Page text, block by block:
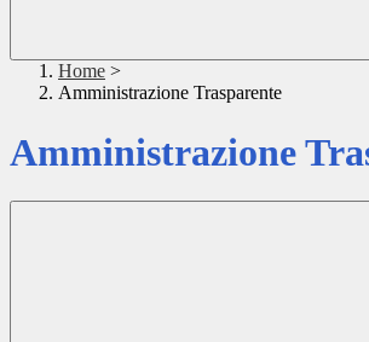
Home >
Amministrazione Trasparente
Amministrazione